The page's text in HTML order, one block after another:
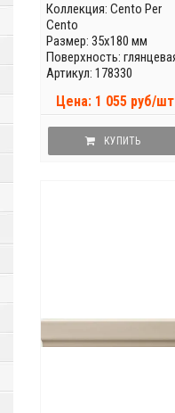
Коллекция: Cento Per
Cento
Размер: 35x180 мм
Поверхность:
Артикул: 178330
Цена: 1 055 руб/шт
КУПИТЬ